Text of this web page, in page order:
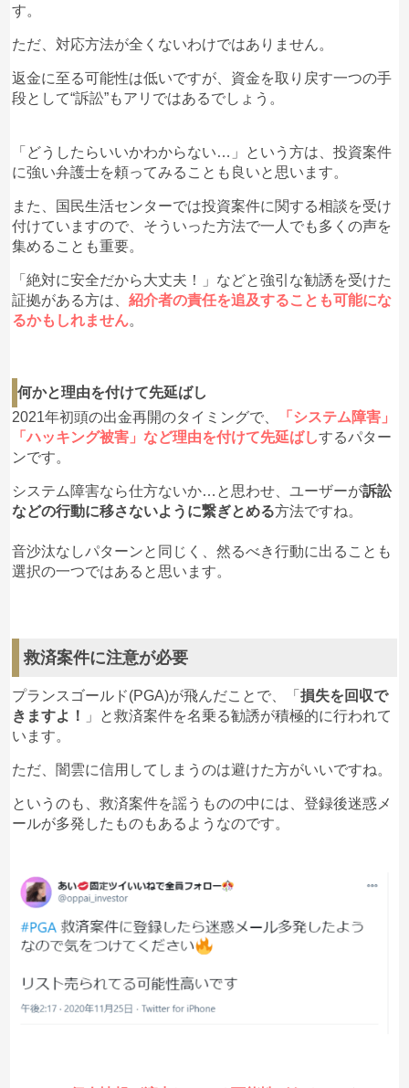
す。
ただ、対応方法が全くないわけではありません。
返金に至る可能性は低いですが、資金を取り戻す一つの手
段として“訴訟”もアリではあるでしょう。
「どうしたらいいかわからない…」という方は、投資案件
に強い弁護士を頼ってみることも良いと思います。
また、国民生活センターでは投資案件に関する相談を受け
付けていますので、そういった方法で一人でも多くの声を
集めることも重要。
「絶対に安全だから大丈夫！」などと強引な勧誘を受けた
証拠がある方は、紹介者の責任を追及することも可能にな
るかもしれません。
何かと理由を付けて先延ばし
2021年初頭の出金再開のタイミングで、
「システム障害」
「ハッキング被害」など理由を付けて先延ばしするパター
ンです。
システム障害なら仕方ないか…と思わせ、ユーザーが訴訟
などの行動に移さないように繋ぎとめる方法ですね。
音沙汰なしパターンと同じく、然るべき行動に出ることも
選択の一つではあると思います。
救済案件に注意が必要
プランスゴールド(PGA)が飛んだことで、「損失を回収で
きますよ！
」と救済案件を名乗る勧誘が積極的に行われて
います。
ただ、闇雲に信用してしまうのは避けた方がいいですね。
というのも、救済案件を謡うものの中には、登録後迷惑メ
ールが多発したものもあるようなのです。